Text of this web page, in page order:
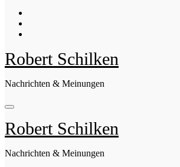
Robert Schilken
Nachrichten & Meinungen
Robert Schilken
Nachrichten & Meinungen